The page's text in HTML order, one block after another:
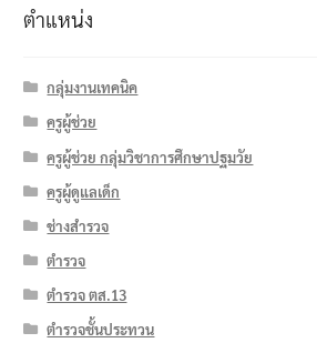
ตำแหน่ง
กลุ่มงานเทคนิค
ครูผู้ช่วย
ครูผู้ช่วย กลุ่มวิชาการศึกษาปฐมวัย
ครูผู้ดูแลเด็ก
ช่างสำรวจ
ตำรวจ
ตำรวจ ตส.13
ตำรวจชั้นประทวน